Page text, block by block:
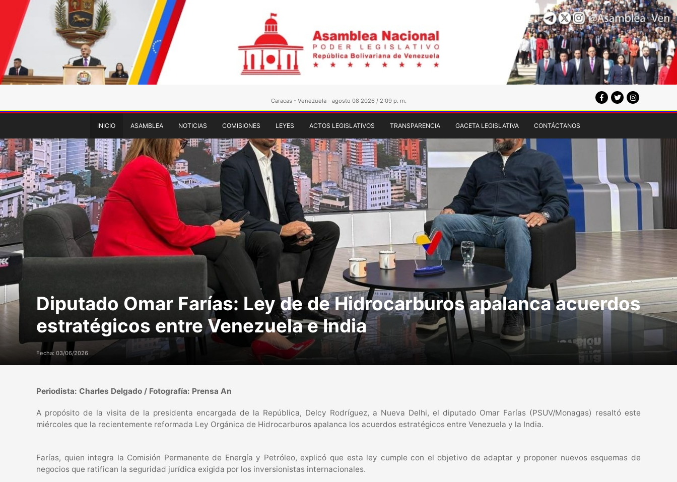
Caracas - Venezuela - agosto 08 2026 / 2:09 p. m.
INICIO ASAMBLEA NOTICIAS COMISIONES LEYES ACTOS LEGISLATIVOS TRANSPARENCIA GACETA LEGISLATIVA CONTÁCTANOS
Diputado Omar Farías: Ley de de Hidrocarburos apalanca acuerdos
estratégicos entre Venezuela e India
Fecha: 03/06/2026
Periodista: Charles Delgado / Fotografía: Prensa An
A propósito de la visita de la presidenta encargada de la República, Delcy Rodríguez, a Nueva Delhi, el diputado Omar Farías (PSUV/Monagas) resaltó este
miércoles que la recientemente reformada Ley Orgánica de Hidrocarburos apalanca los acuerdos estratégicos entre Venezuela y la India.
Farías, quien integra la Comisión Permanente de Energía y Petróleo, explicó que esta ley cumple con el objetivo de adaptar y proponer nuevos esquemas de
negocios que ratifican la seguridad jurídica exigida por los inversionistas internacionales.